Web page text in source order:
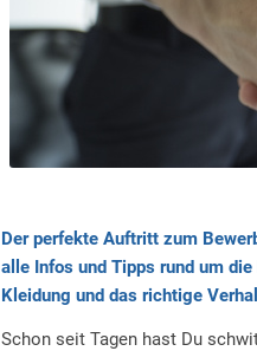
Der perfekte Auftritt zum
alle Infos und Tipps rund um
Kleidung und das richtige
Schon seit Tagen hast Du